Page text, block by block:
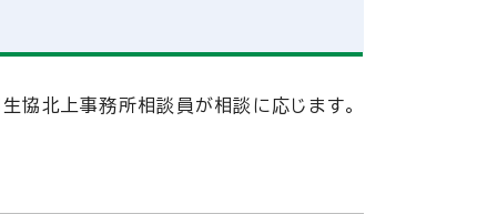
協北上事務所相談員が相談に応じます。